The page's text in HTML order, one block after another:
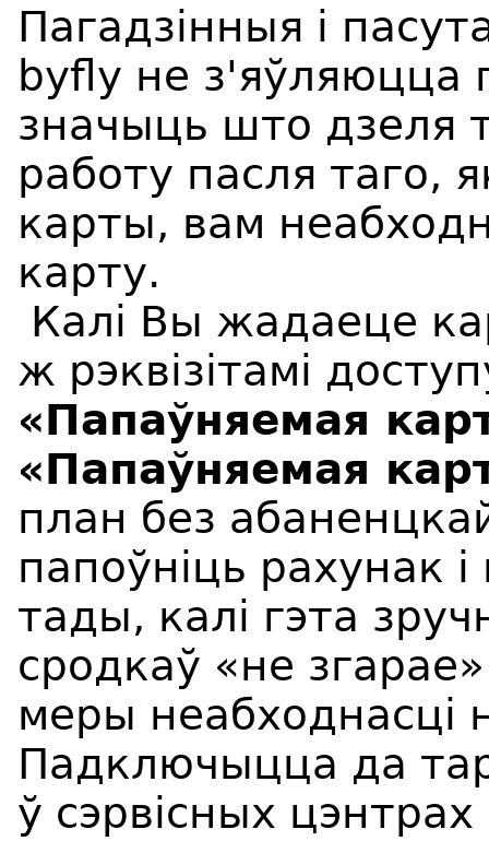
Пагадзінныя і
byfly не з'яўляюцца
значыць што дзеля
работу пасля таго,
карты, вам
карту.
Калі Вы жадаеце
ж рэквізітамі
«Папаўняемая
«Папаўняемая
план без
папоўніць рахунак
тады, калі гэта
сродкаў «не
меры неабходнасці
Падключыцца да
ў сэрвісных